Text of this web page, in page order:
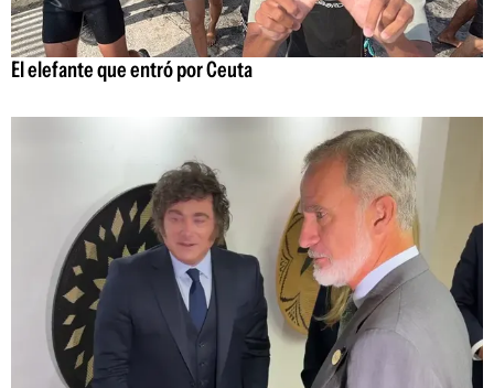
El elefante que entró por Ceuta